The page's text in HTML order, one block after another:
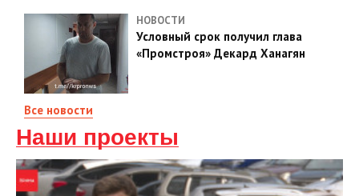
НОВОСТИ
Условный срок получил глава
«Промстроя» Декард Ханагян
Все новости
Наши проекты